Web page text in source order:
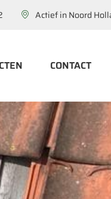
Actief in Noord
CONTACT